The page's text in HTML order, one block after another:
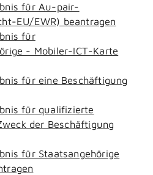
für Au-pair-
EU/EWR) beantragen
für
- Mobiler-ICT-Karte
für eine Beschäftigung
für qualifizierte
der Beschäftigung
für Staatsangehörige